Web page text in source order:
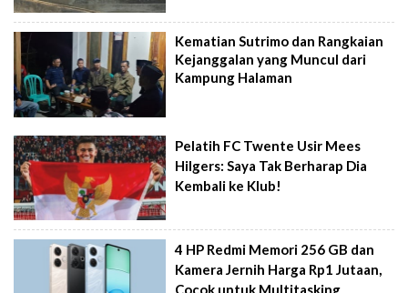
Kematian Sutrimo dan Rangkaian
Kejanggalan yang Muncul dari
Kampung Halaman
Pelatih FC Twente Usir Mees
Hilgers: Saya Tak Berharap Dia
Kembali ke Klub!
4 HP Redmi Memori 256 GB dan
Kamera Jernih Harga Rp1 Jutaan,